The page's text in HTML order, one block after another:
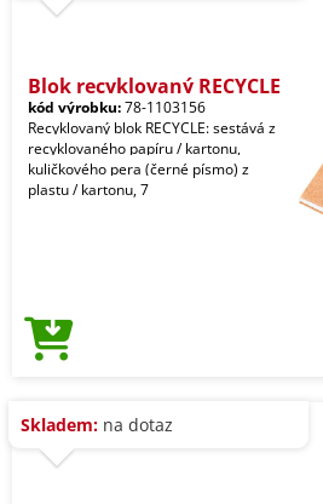
Blok recyklovaný RECYCLE
kód výrobku:78-1103156
Recyklovaný blok RECYCLE: sestává z
recyklovaného papíru / kartonu,
kuličkového pera (černé písmo) z
plastu / kartonu, 7
Skladem: na dotaz